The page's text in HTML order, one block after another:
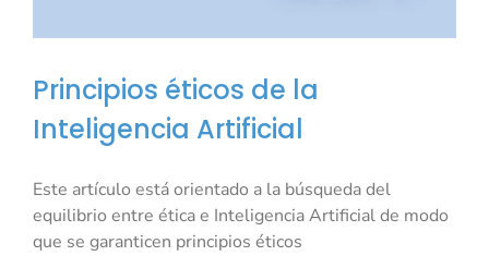
Principios éticos de la
Inteligencia Artificial
Este artículo está orientado a la búsqueda del
equilibrio entre ética e Inteligencia Artificial de modo
que se garanticen principios éticos